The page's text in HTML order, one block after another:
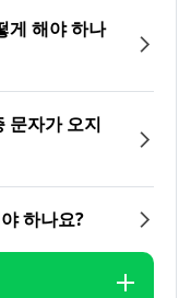
게 해야 하나
문자가 오지
하나요?